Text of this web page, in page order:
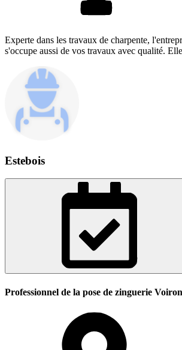
Experte dans les travaux de charpente,
s'occupe aussi de vos travaux avec qualité.
Estebois
Professionnel de la pose de zinguerie